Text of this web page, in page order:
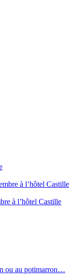
à l’hôtel Castille
ou au potimarron…